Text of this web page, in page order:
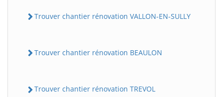
Trouver chantier rénovation VALLON-EN-SULLY
Trouver chantier rénovation BEAULON
Trouver chantier rénovation TREVOL